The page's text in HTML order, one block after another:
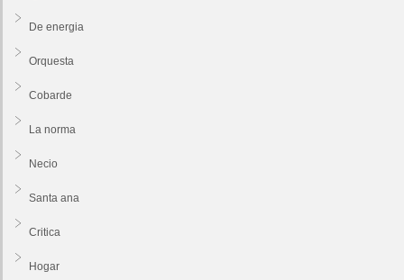
De energia
Orquesta
Cobarde
La norma
Necio
Santa ana
Critica
Hogar